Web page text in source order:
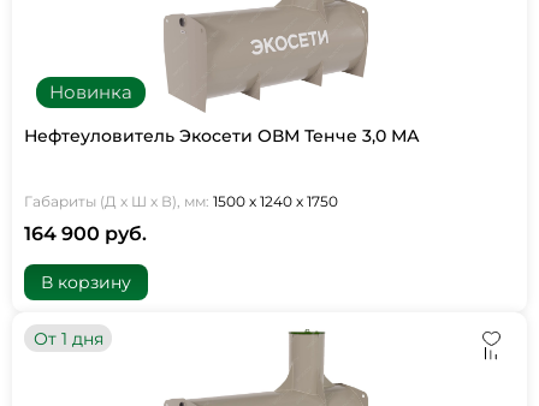
Новинка
Нефтеуловитель Экосети ОВМ Тенче 3,0 МА
Габариты (Д х Ш х В), мм: 1500 х 1240 х 1750
164 900 руб.
В корзину
От 1 дня